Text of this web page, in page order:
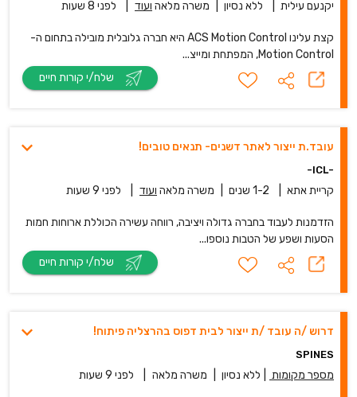
יקנעם עילית ללא נסיון משרה מלאה ועוד לפני 8 שעות
קצת עלינו ACS Motion Control היא חברה גלובלית מובילה בתחום ה-
Motion Control, המפתחת ומייצ...
עובד.ת ייצור לאתר דשנים- תנאים טובים!
-ICL-
קריית אתא 1-2 שנים משרה מלאה ועוד לפני 9 שעות
הזדמנות לעבוד בחברה גדולה ויציבה, רווחה עשירה הכוללת ארוחות חמות
הסעות ושפע של הטבות נוספו...
דרוש /ה עובד /ת ייצור לבית דפוס בהרצליה פית‎וח!
SPINES
מספר מקומות ללא נסיון משרה מלאה לפני 9 שעות